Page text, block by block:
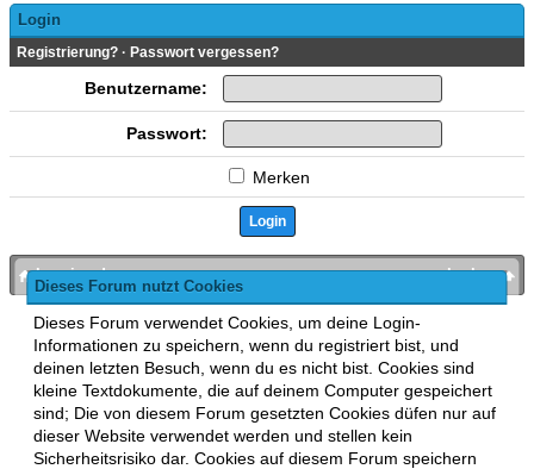
Dieses Forum nutzt Cookies
Dieses Forum verwendet Cookies, um deine Login-
Informationen zu speichern, wenn du registriert bist, und
deinen letzten Besuch, wenn du es nicht bist. Cookies sind
kleine Textdokumente, die auf deinem Computer gespeichert
sind; Die von diesem Forum gesetzten Cookies düfen nur auf
dieser Website verwendet werden und stellen kein
Sicherheitsrisiko dar. Cookies auf diesem Forum speichern
Login
Registrierung? · Passwort vergessen?
Benutzername:
Passwort:
Merken
nach oben
bronies.de
MyBB , mobile Fassung: MyBB GoMobile
Zur Desktop-Version wechseln
This forum usesLukasz TkaczMyBB addons.